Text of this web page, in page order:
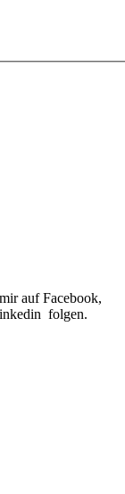
auf Facebook,
folgen.